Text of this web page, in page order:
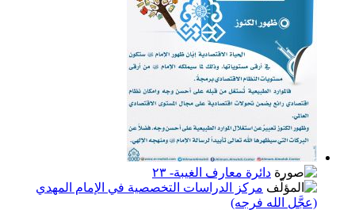
دائرة معارف الغيبة- ٢٣
مركز الدراسات التخصصية في الإمام المهدي
(عجَّل الله فرجه)